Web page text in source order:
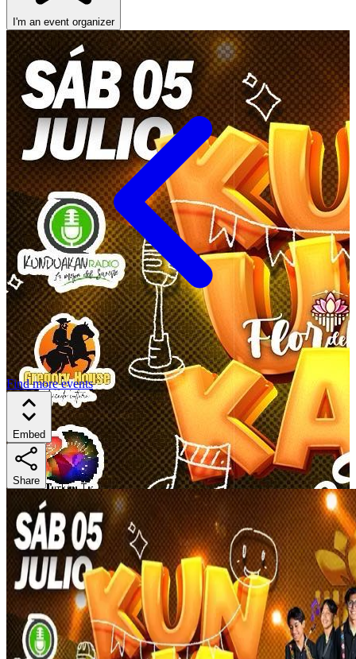
I'm an event organizer
Find more events
Embed
Share